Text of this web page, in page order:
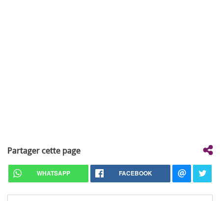
Partager cette page
WHATSAPP FACEBOOK